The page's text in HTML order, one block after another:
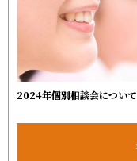
2024年個別相談会について